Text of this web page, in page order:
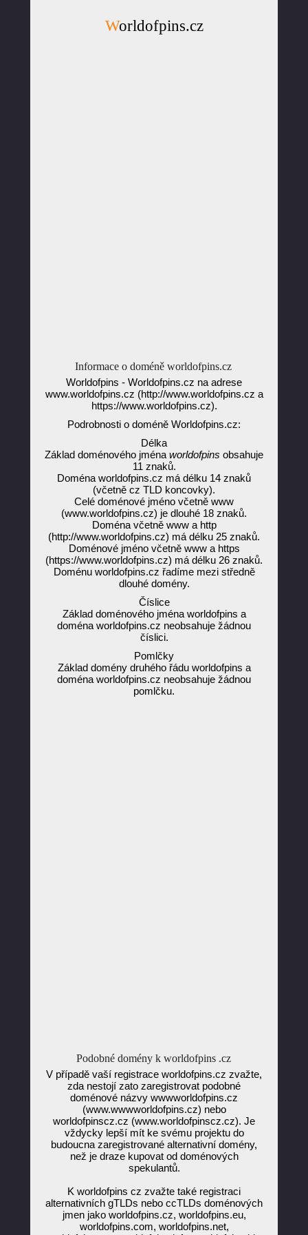
Worldofpins.cz
Informace o doméně worldofpins.cz
Worldofpins - Worldofpins.cz na adrese
www.worldofpins.cz (http://www.worldofpins.cz a
https://www.worldofpins.cz).
Podrobnosti o doméně Worldofpins.cz:
Délka
Základ doménového jména worldofpins obsahuje
11 znaků.
Doména worldofpins.cz má délku 14 znaků
(včetně cz TLD koncovky).
Celé doménové jméno včetně www
(www.worldofpins.cz) je dlouhé 18 znaků.
Doména včetně www a http
(http://www.worldofpins.cz) má délku 25 znaků.
Doménové jméno včetně www a https
(https://www.worldofpins.cz) má délku 26 znaků.
Doménu worldofpins.cz řadíme mezi středně
dlouhé domény.
Číslice
Základ doménového jména worldofpins a
doména worldofpins.cz neobsahuje žádnou
číslici.
Pomlčky
Základ domény druhého řádu worldofpins a
doména worldofpins.cz neobsahuje žádnou
pomlčku.
Podobné domény k worldofpins .cz
V případě vaší registrace worldofpins.cz zvažte,
zda nestojí zato zaregistrovat podobné
doménové názvy wwwworldofpins.cz
(www.wwwworldofpins.cz) nebo
worldofpinscz.cz (www.worldofpinscz.cz). Je
vždycky lepší mít ke svému projektu do
budoucna zaregistrované alternativní domény,
než je draze kupovat od doménových
spekulantů.
K worldofpins cz zvažte také registraci
alternativních gTLDs nebo ccTLDs doménových
jmen jako worldofpins.cz, worldofpins.eu,
worldofpins.com, worldofpins.net,